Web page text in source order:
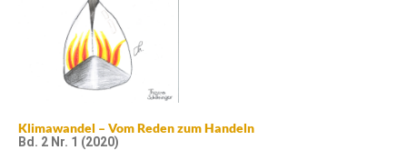
Klimawandel – Vom Reden zum Handeln
Bd. 2 Nr. 1 (2020)